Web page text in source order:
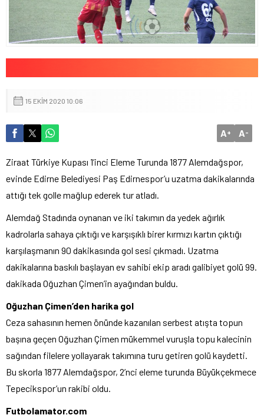
15 EKIM 2020 10:06
A+ A-
Ziraat Türkiye Kupası 1’inci Eleme Turunda 1877 Alemdağspor,
evinde Edirne Belediyesi Paş Edirnespor’u uzatma dakikalarında
attığı tek golle mağlup ederek tur atladı.
Alemdağ Stadında oynanan ve iki takımın da yedek ağırlık
kadrolarla sahaya çıktığı ve karşışıklı birer kırmızı kartın çıktığı
karşılaşmanın 90 dakikasında gol sesi çıkmadı. Uzatma
dakikalarına baskılı başlayan ev sahibi ekip aradı galibiyet golü 99.
dakikada Oğuzhan Çimen’in ayağından buldu.
Oğuzhan Çimen’den harika gol
Ceza sahasının hemen önünde kazanılan serbest atışta topun
başına geçen Oğuzhan Çimen mükemmel vuruşla topu kalecinin
sağından filelere yollayarak takımına turu getiren golü kaydetti.
Bu skorla 1877 Alemdağspor, 2’nci eleme turunda Büyükçekmece
Tepecikspor’un rakibi oldu.
Futbolamator.com